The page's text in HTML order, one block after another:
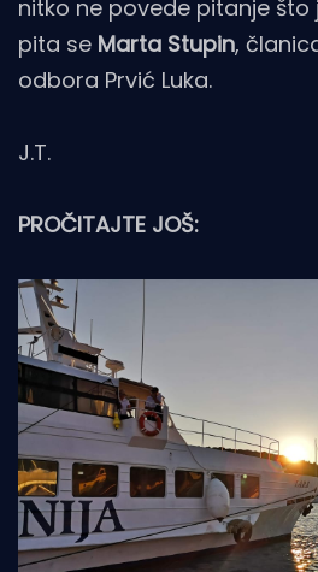
nitko ne povede pitanje
pita se Marta Stupin,
odbora Prvić Luka.
J.T.
PROČITAJTE JOŠ: